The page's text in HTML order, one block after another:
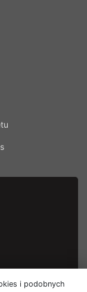
i podobnych